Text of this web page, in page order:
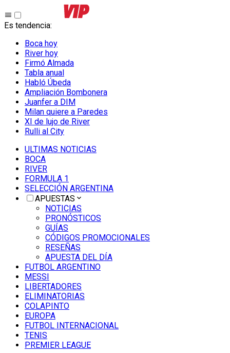
Es tendencia:
Boca hoy
River hoy
Firmó Almada
Tabla anual
Habló Úbeda
Ampliación Bombonera
Juanfer a DIM
Milan quiere a Paredes
XI de lujo de River
Rulli al City
ULTIMAS NOTICIAS
BOCA
RIVER
FORMULA 1
SELECCIÓN ARGENTINA
APUESTAS
NOTICIAS
PRONÓSTICOS
GUÍAS
CÓDIGOS PROMOCIONALES
RESEÑAS
APUESTA DEL DÍA
FUTBOL ARGENTINO
MESSI
LIBERTADORES
ELIMINATORIAS
COLAPINTO
EUROPA
FUTBOL INTERNACIONAL
TENIS
PREMIER LEAGUE